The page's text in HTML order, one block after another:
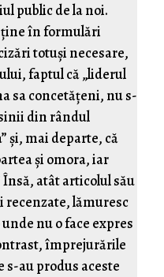
public de la noi.
în formulări
totuşi necesare,
faptul că „liderul
sa concetățeni, nu s-
din rândul
şi, mai departe, că
și omora, iar
atât articolul său
recenzate, lămuresc
nu o face expres
împrejurările
s-au produs aceste